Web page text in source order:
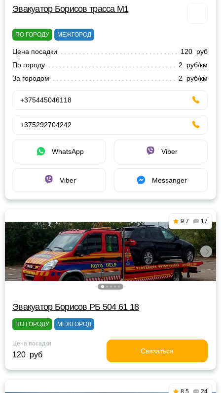
Эвакуатор Борисов трасса М1
ПО ГОРОДУ МЕЖГОРОД
Цена посадки
120 руб
По городу
2 руб/км
За городом
2 руб/км
+375445046118
+375292704242
WhatsApp Viber
Viber Messanger
9.7 17
Эвакуатор Борисов РБ 504 61 18
ПО ГОРОДУ МЕЖГОРОД
Цена посадки
120 руб Связаться
8.5 24